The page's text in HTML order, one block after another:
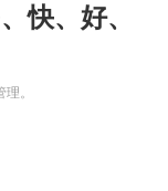
快、好、
。